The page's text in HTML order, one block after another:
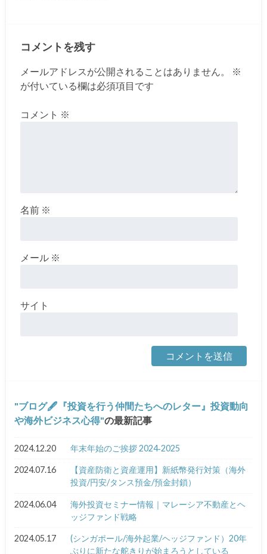
コメントを残す
メールアドレスが公開されることはありません。
※
が付いている欄は必須項目です
コメント ※
名前 ※
メール ※
サイト
ブログ🖋『投資を行う仲間たちへのレター』投資動向
や海外ビジネス心得 の最新記事
2024.12.20 年末年始のご挨拶 2024‐2025
2024.07.16
【資産防衛と資産運用】新紙幣発行対策（海外
投資/円安/タンス預金/預金封鎖）
2024.06.04
海外投資セミナー情報｜マレーシア不動産とヘ
ッジファンド戦略
2024.05.17
(シンガポール/海外起業/ヘッジファンド）20年
ぶりに新たな舵きりが始まろうとしている